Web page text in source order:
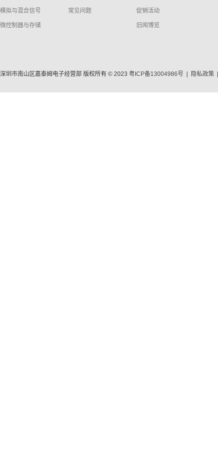
模拟与混合信号
微控制器与存储
常见问题 促销活动
旧闻博览
深圳市南山区嘉泰姆电子经营部 版权所有 © 2023 粤ICP备13004986号 隐私政策